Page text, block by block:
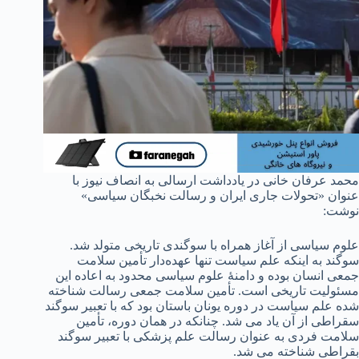
محمد عرفان خانی در یادداشت ارسالی به انصاف نیوز با
عنوان «تحولات جاری ایران و رسالت نخبگان سیاسی»
نوشت:
علوم سیاسی از آغاز همراه با سوگندی تاریخی متولد شد.
سوگند به اینکه علم سیاست تنها عهده‌دار تأمین سلامت
جمعی انسان بوده و دامنهٔ علوم سیاسی محدود به اعاده این
مسئولیت تاریخی است. تأمین سلامت جمعی رسالت شناخته
شده علم سیاست در دوره یونان باستان بود که با تعبیر سوگند
سقراطی از آن یاد می شد. چنانکه در همان دوره، تأمین
سلامت فردی به عنوان رسالت علم پزشکی با تعبیر سوگند
بقراطی شناخته می شد.